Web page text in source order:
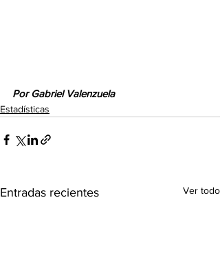
Por Gabriel Valenzuela
Estadísticas
Entradas recientes Ver todo